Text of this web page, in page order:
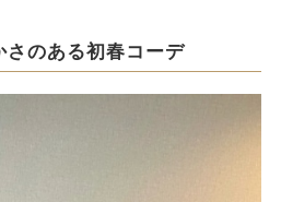
さのある初春コーデ